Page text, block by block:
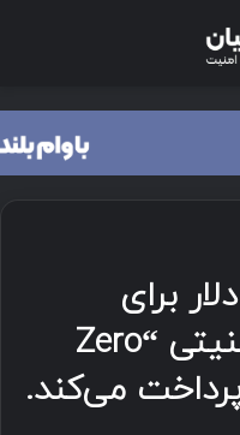
گوگل مبلغ ۲۵۰،۰۰۰ دلار برای
آسیب‌پذیری‌های امنیتی “Zero